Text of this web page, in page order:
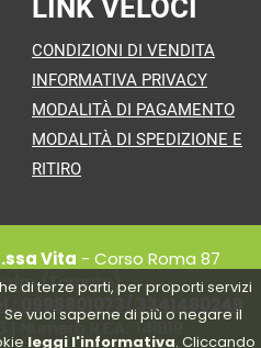
di terze parti, per proporti servizi
vuoi saperne di più o negare il
leggi l'informativa. Cliccando
LINK VELOCI
CONDIZIONI DI VENDITA
INFORMATIVA PRIVACY
MODALITÀ DI PAGAMENTO
MODALITÀ DI SPEDIZIONE E
RITIRO
Vita - Corso Roma 87
(Taranto)
0998801073/ 3341480249
Numero R.E.A.: 141819